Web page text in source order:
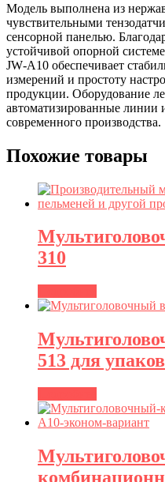
Модель выполнена из
чувствительными
сенсорной панелью.
устойчивой опорной
JW‑A10 обеспечивает
измерений и простоту
продукции. Оборудование
автоматизированные линии
современного производства.
Похожие товары
310
513 для